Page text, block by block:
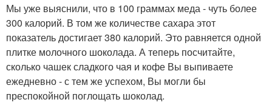
Мы уже выяснили, что в 100 граммах меда - чуть более
300 калорий. В том же количестве сахара этот
показатель достигает 380 калорий. Это равняется одной
плитке молочного шоколада. А теперь посчитайте,
сколько чашек сладкого чая и кофе Вы выпиваете
ежедневно - с тем же успехом, Вы могли бы
преспокойной поглощать шоколад.